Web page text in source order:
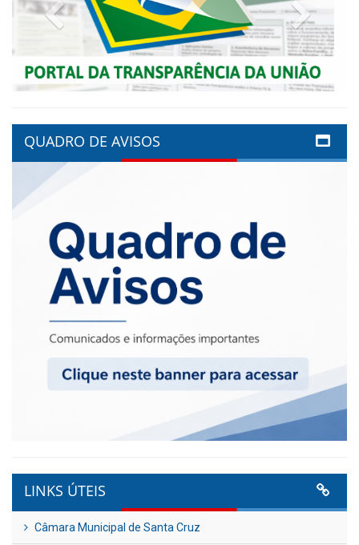
Previous Next
QUADRO DE AVISOS
LINKS ÚTEIS
Câmara Municipal de Santa Cruz